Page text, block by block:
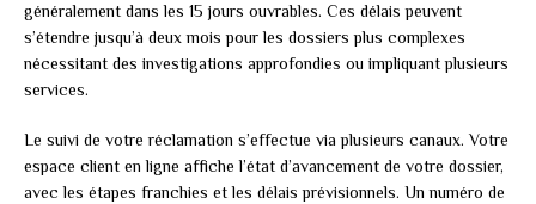
généralement dans les 15 jours ouvrables. Ces délais peuvent
s’étendre jusqu’à deux mois pour les dossiers plus complexes
nécessitant des investigations approfondies ou impliquant plusieurs
services.
Le suivi de votre réclamation s’effectue via plusieurs canaux. Votre
espace client en ligne affiche l’état d’avancement de votre dossier,
avec les étapes franchies et les délais prévisionnels. Un numéro de